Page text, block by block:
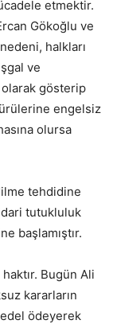
etmektir.
Gökoğlu ve
halkları
ve
gösterip
engelsiz
olursa
tehdidine
idari tutukluluk
başlamıştır.
Bugün Ali
kararların
ödeyerek